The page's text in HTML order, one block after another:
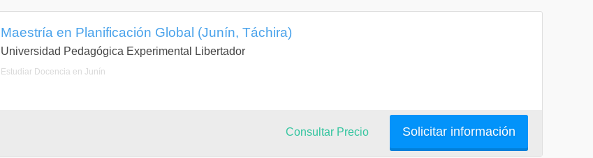
Maestría en Planificación Global (Junín, Táchira)
Universidad Pedagógica Experimental Libertador
Estudiar Docencia en Junín
Solicitar información
Consultar Precio